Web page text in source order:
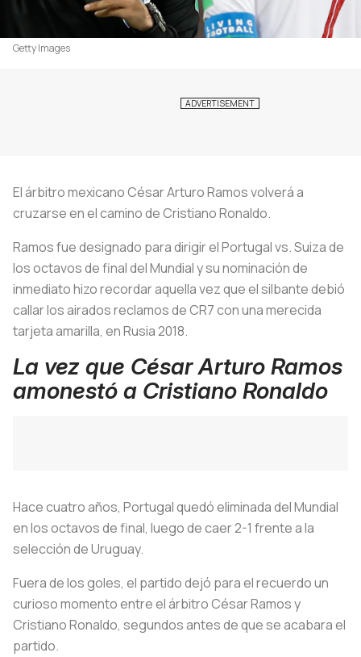
Getty Images
El árbitro mexicano César Arturo Ramos volverá a
cruzarse en el camino de Cristiano Ronaldo.
Ramos fue designado para dirigir el Portugal vs. Suiza de
los octavos de final del Mundial y su nominación de
inmediato hizo recordar aquella vez que el silbante debió
callar los airados reclamos de CR7 con una merecida
tarjeta amarilla, en Rusia 2018.
La vez que César Arturo Ramos
amonestó a Cristiano Ronaldo
Hace cuatro años, Portugal quedó eliminada del Mundial
en los octavos de final, luego de caer 2-1 frente a la
selección de Uruguay.
Fuera de los goles, el partido dejó para el recuerdo un
curioso momento entre el árbitro César Ramos y
Cristiano Ronaldo, segundos antes de que se acabara el
partido.